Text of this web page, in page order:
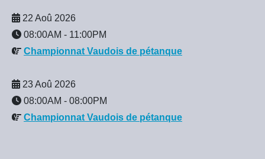
22 Aoû 2026
08:00AM - 11:00PM
Championnat Vaudois de pétanque
23 Aoû 2026
08:00AM - 08:00PM
Championnat Vaudois de pétanque